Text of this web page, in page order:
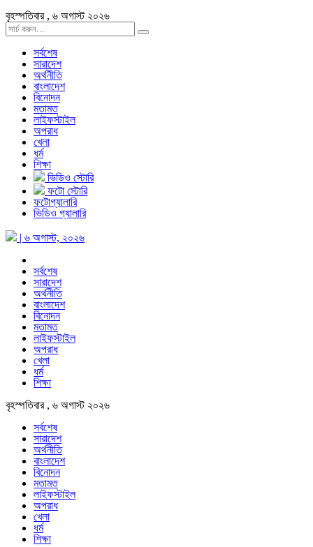
বৃহস্পতিবার , ৬ অগাস্ট ২০২৬
সর্বশেষ
সারাদেশ
অর্থনীতি
বাংলাদেশ
বিনোদন
মতামত
লাইফস্টাইল
অপরাধ
খেলা
ধর্ম
শিক্ষা
ভিডিও স্টোরি
ফটো স্টোরি
ফটোগ্যালারি
ভিডিও গ্যালারি
| ৬ অগাস্ট, ২০২৬
সর্বশেষ
সারাদেশ
অর্থনীতি
বাংলাদেশ
বিনোদন
মতামত
লাইফস্টাইল
অপরাধ
খেলা
ধর্ম
শিক্ষা
বৃহস্পতিবার , ৬ অগাস্ট ২০২৬
সর্বশেষ
সারাদেশ
অর্থনীতি
বাংলাদেশ
বিনোদন
মতামত
লাইফস্টাইল
অপরাধ
খেলা
ধর্ম
শিক্ষা